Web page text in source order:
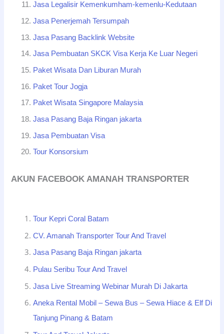
Jasa Legalisir Kemenkumham-kemenlu-Kedutaan
Jasa Penerjemah Tersumpah
Jasa Pasang Backlink Website
Jasa Pembuatan SKCK Visa Kerja Ke Luar Negeri
Paket Wisata Dan Liburan Murah
Paket Tour Jogja
Paket Wisata Singapore Malaysia
Jasa Pasang Baja Ringan jakarta
Jasa Pembuatan Visa
Tour Konsorsium
AKUN FACEBOOK AMANAH TRANSPORTER
Tour Kepri Coral Batam
CV. Amanah Transporter Tour And Travel
Jasa Pasang Baja Ringan jakarta
Pulau Seribu Tour And Travel
Jasa Live Streaming Webinar Murah Di Jakarta
Aneka Rental Mobil – Sewa Bus – Sewa Hiace & Elf Di
Tanjung Pinang & Batam